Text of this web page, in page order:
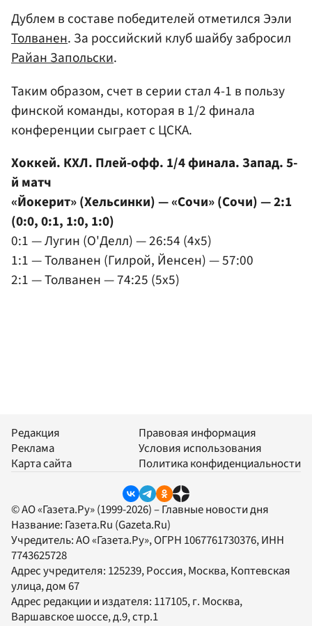
Дублем в составе победителей отметился Ээли
Толванен. За российский клуб шайбу забросил
Райан Запольски.
Таким образом, счет в серии стал 4-1 в пользу
финской команды, которая в 1/2 финала
конференции сыграет с ЦСКА.
Хоккей. КХЛ. Плей-офф. 1/4 финала. Запад. 5-
й матч
«Йокерит» (Хельсинки) — «Сочи» (Сочи) — 2:1
(0:0, 0:1, 1:0, 1:0)
0:1 — Лугин (О'Делл) — 26:54 (4x5)
1:1 — Толванен (Гилрой, Йенсен) — 57:00
2:1 — Толванен — 74:25 (5x5)
Редакция
Реклама
Карта сайта
Правовая информация
Условия использования
Политика конфиденциальности
© АО «Газета.Ру» (1999-2026) – Главные новости дня
Название: Газета.Ru (Gazeta.Ru)
Учредитель:АО «Газета.Ру», ОГРН 1067761730376, ИНН
7743625728
Адрес учредителя: 125239, Россия, Москва, Коптевская
улица, дом 67
Адрес редакции и издателя: 117105, г. Москва,
Варшавское шоссе, д.9, стр.1